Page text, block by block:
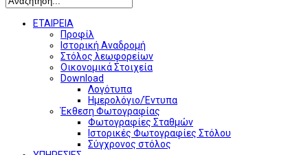
ΕΤΑΙΡΕΙΑ
Προφίλ
Ιστορική Αναδρομή
Στόλος λεωφορείων
Οικονομικά Στοιχεία
Download
Λογότυπα
Ημερολόγιο/Έντυπα
Έκθεση Φωτογραφίας
Φωτογραφίες Σταθμών
Ιστορικές Φωτογραφίες Στόλου
Σύγχρονος στόλος